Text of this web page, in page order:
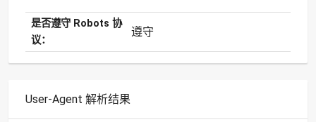
是否遵守 Robots 协
议：
遵守
User-Agent 解析结果